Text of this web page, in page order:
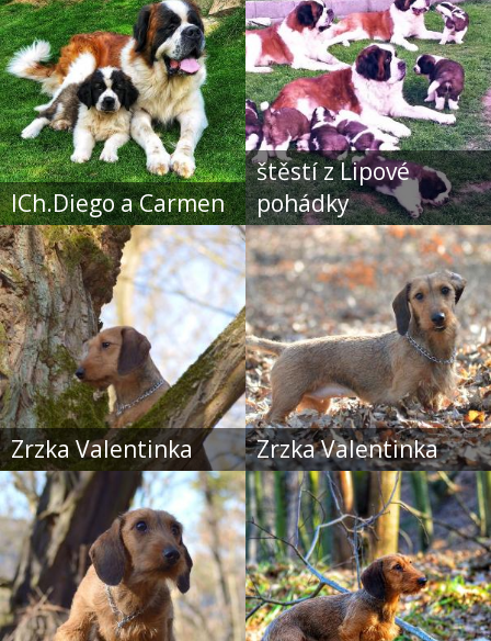
ICh.Diego a Carmen
štěstí z Lipové
pohádky
Zrzka Valentinka Zrzka Valentinka